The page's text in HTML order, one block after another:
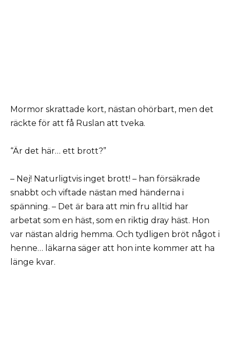
Mormor skrattade kort, nästan ohörbart, men det
räckte för att få Ruslan att tveka.
“Är det här… ett brott?”
– Nej! Naturligtvis inget brott! – han försäkrade
snabbt och viftade nästan med händerna i
spänning. – Det är bara att min fru alltid har
arbetat som en häst, som en riktig dray häst. Hon
var nästan aldrig hemma. Och tydligen bröt något i
henne… läkarna säger att hon inte kommer att ha
länge kvar.